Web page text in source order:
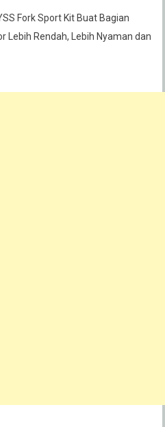
Fork Sport Kit Buat Bagian
Lebih Rendah, Lebih Nyaman dan